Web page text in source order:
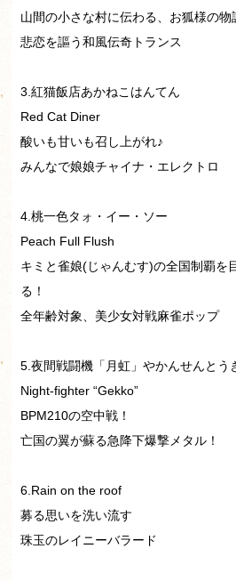
山間の小さな村に伝わる、お狐様の物
悲恋を謳う和風伝奇トランス
3.紅猫飯店あかねこはんてん
Red Cat Diner
酸いも甘いも召し上がれ♪
みんなで娘娘チャイナ・エレクトロ
4.桃一色タォ・イー・ソー
Peach Full Flush
キミと雀娘(じゃんむす)の全国制覇を
る！
全年齢対象、美少女対戦麻雀ポップ
5.夜間戦闘機「月虹」やかんせんと
Night-fighter “Gekko”
BPM210の空中戦！
亡国の翼が蘇る急降下爆撃メタル！
6.Rain on the roof
募る思いを洗い流す
珠玉のレイニーバラード